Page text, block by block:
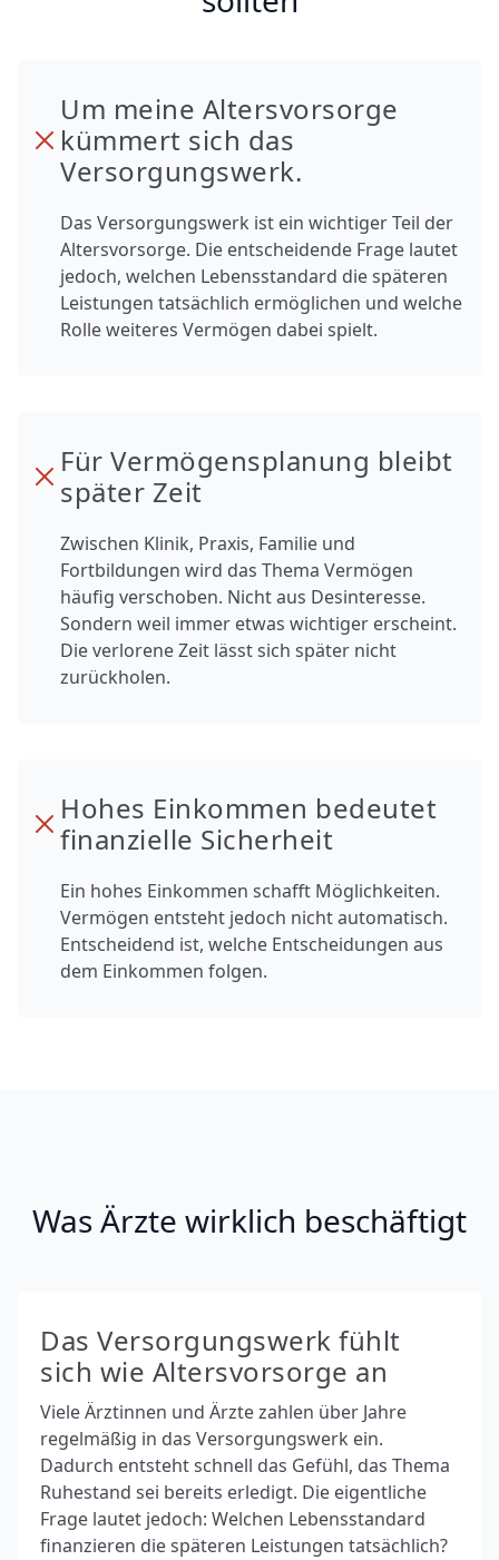
Um meine Altersvorsorge
kümmert sich das
Versorgungswerk.
Das Versorgungswerk ist ein wichtiger Teil der
Altersvorsorge. Die entscheidende Frage lautet
jedoch, welchen Lebensstandard die späteren
Leistungen tatsächlich ermöglichen und welche
Rolle weiteres Vermögen dabei spielt.
Für Vermögensplanung bleibt
später Zeit
Zwischen Klinik, Praxis, Familie und
Fortbildungen wird das Thema Vermögen
häufig verschoben. Nicht aus Desinteresse.
Sondern weil immer etwas wichtiger erscheint.
Die verlorene Zeit lässt sich später nicht
zurückholen.
Hohes Einkommen bedeutet
finanzielle Sicherheit
Ein hohes Einkommen schafft Möglichkeiten.
Vermögen entsteht jedoch nicht automatisch.
Entscheidend ist, welche Entscheidungen aus
dem Einkommen folgen.
Was Ärzte wirklich beschäftigt
Das Versorgungswerk fühlt
sich wie Altersvorsorge an
Viele Ärztinnen und Ärzte zahlen über Jahre
regelmäßig in das Versorgungswerk ein.
Dadurch entsteht schnell das Gefühl, das Thema
Ruhestand sei bereits erledigt. Die eigentliche
Frage lautet jedoch: Welchen Lebensstandard
finanzieren die späteren Leistungen tatsächlich?